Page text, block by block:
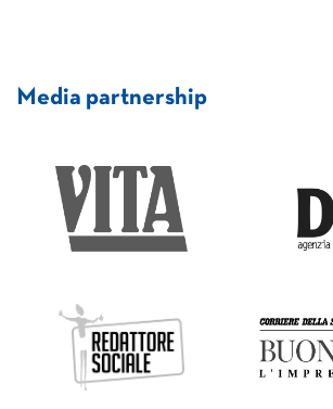
Media partnership